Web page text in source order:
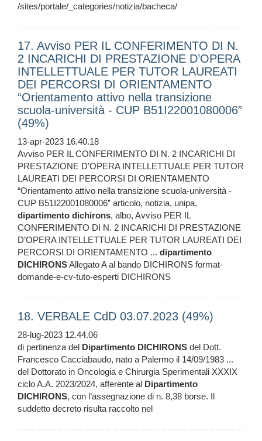
/sites/portale/_categories/notizia/bacheca/
17. Avviso PER IL CONFERIMENTO DI N.
2 INCARICHI DI PRESTAZIONE D’OPERA
INTELLETTUALE PER TUTOR LAUREATI
DEI PERCORSI DI ORIENTAMENTO
“Orientamento attivo nella transizione
scuola-università - CUP B51I22001080006”
(49%)
13-apr-2023 16.40.18
Avviso PER IL CONFERIMENTO DI N. 2 INCARICHI DI
PRESTAZIONE D’OPERA INTELLETTUALE PER TUTOR
LAUREATI DEI PERCORSI DI ORIENTAMENTO
“Orientamento attivo nella transizione scuola-università -
CUP B51I22001080006” articolo, notizia, unipa,
dipartimento dichirons, albo, Avviso PER IL
CONFERIMENTO DI N. 2 INCARICHI DI PRESTAZIONE
D’OPERA INTELLETTUALE PER TUTOR LAUREATI DEI
PERCORSI DI ORIENTAMENTO ... dipartimento
DICHIRONSAllegato A al bando DICHIRONS format-
domande-e-cv-tuto-esperti DICHIRONS
18. VERBALE CdD 03.07.2023 (49%)
28-lug-2023 12.44.06
di pertinenza del Dipartimento DICHIRONS del Dott.
Francesco Cacciabaudo, nato a Palermo il 14/09/1983 ...
del Dottorato in Oncologia e Chirurgia Sperimentali XXXIX
ciclo A.A. 2023/2024, afferente al Dipartimento
DICHIRONS, con l’assegnazione di n. 8,38 borse. Il
suddetto decreto risulta raccolto nel